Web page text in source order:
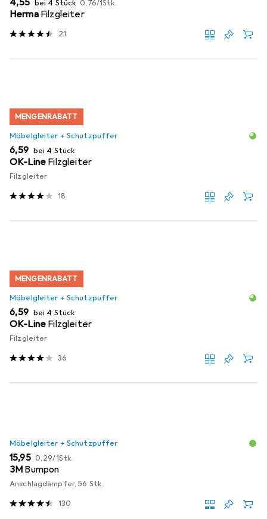
bei 4 Stück 0,76/1Stk.
Herma Filzgleiter
21
MENGENRABATT
Möbelgleiter + Schutzpuffer
EUR
6,59 bei 4 Stück
OK-Line Filzgleiter
Filzgleiter
18
MENGENRABATT
Möbelgleiter + Schutzpuffer
EUR
6,59 bei 4 Stück
OK-Line Filzgleiter
Filzgleiter
36
Möbelgleiter + Schutzpuffer
EUR
15,95 EUR
0,29/1Stk.
3M Bumpon
Anschlagdämpfer, 56 Stk.
130